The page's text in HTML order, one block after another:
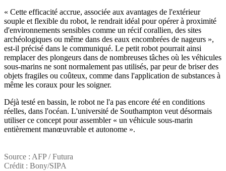
« Cette efficacité accrue, associée aux avantages de l'extérieur
souple et flexible du robot, le rendrait idéal pour opérer à proximité
d'environnements sensibles comme un récif corallien, des sites
archéologiques ou même dans des eaux encombrées de nageurs »,
est-il précisé dans le communiqué. Le petit robot pourrait ainsi
remplacer des plongeurs dans de nombreuses tâches où les véhicules
sous-marins ne sont normalement pas utilisés, par peur de briser des
objets fragiles ou coûteux, comme dans l'application de substances à
même les coraux pour les soigner.
Déjà testé en bassin, le robot ne l'a pas encore été en conditions
réelles, dans l'océan. L'université de Southampton veut désormais
utiliser ce concept pour assembler « un véhicule sous-marin
entièrement manœuvrable et autonome ».
Source : AFP / Futura
Crédit : Bony/SIPA